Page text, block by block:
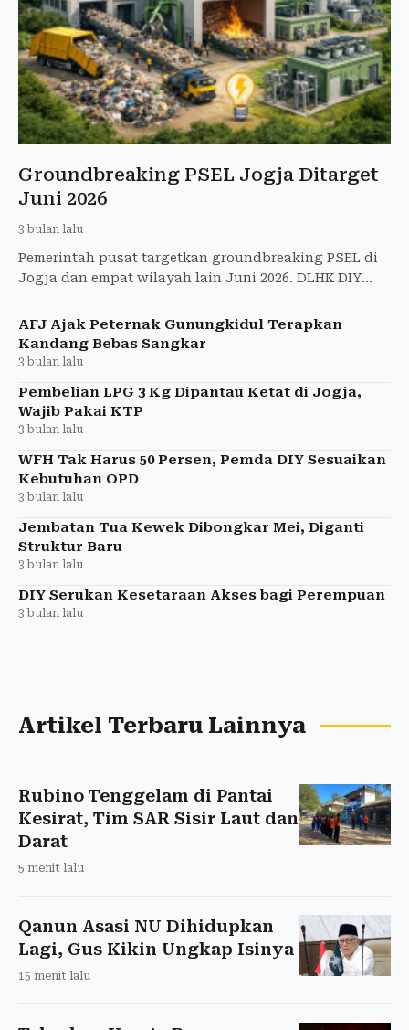
Groundbreaking PSEL Jogja Ditarget
Juni 2026
3 bulan lalu
Pemerintah pusat targetkan groundbreaking PSEL di
Jogja dan empat wilayah lain Juni 2026. DLHK DIY
untuk atasi
AFJ Ajak Peternak Gunungkidul Terapkan
Kandang Bebas Sangkar
3 bulan lalu
Pembelian LPG 3 Kg Dipantau Ketat di Jogja,
Wajib Pakai KTP
3 bulan lalu
WFH Tak Harus 50 Persen, Pemda DIY Sesuaikan
Kebutuhan OPD
3 bulan lalu
Jembatan Tua Kewek Dibongkar Mei, Diganti
Struktur Baru
3 bulan lalu
DIY Serukan Kesetaraan Akses bagi Perempuan
3 bulan lalu
Artikel Terbaru Lainnya
Rubino Tenggelam di Pantai
Kesirat, Tim SAR Sisir Laut dan
Darat
5 menit lalu
Qanun Asasi NU Dihidupkan
Lagi, Gus Kikin Ungkap Isinya
15 menit lalu